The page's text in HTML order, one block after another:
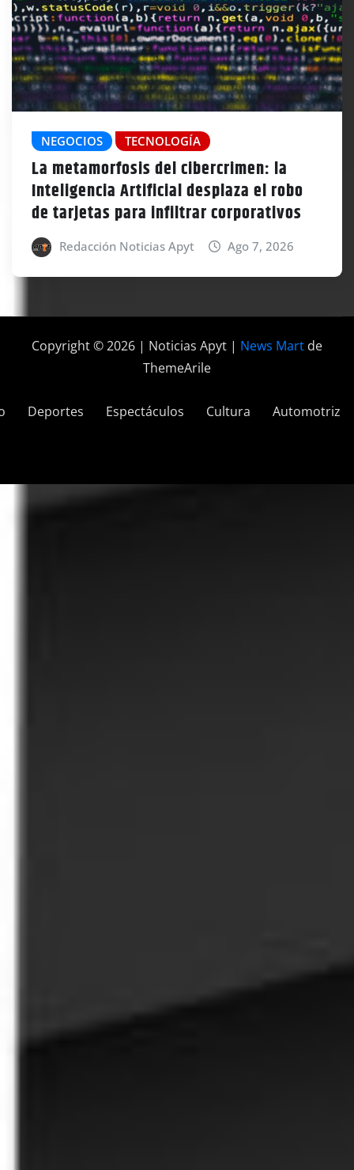
NEGOCIOS TECNOLOGÍA
La metamorfosis del cibercrimen: la
Inteligencia Artificial desplaza el robo
de tarjetas para infiltrar corporativos
Redacción Noticias Apyt Ago 7, 2026
Copyright © 2026 | Noticias Apyt | News Mart de
ThemeArile
Deportes Espectáculos Cultura Automotriz